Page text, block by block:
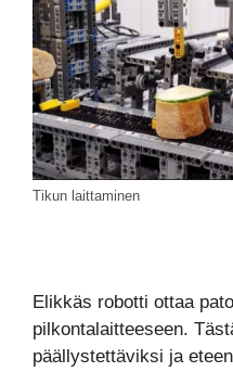
Tikun laittaminen
Elikkäs robotti ottaa
pilkontalaitteeseen.
päällystettäviksi ja